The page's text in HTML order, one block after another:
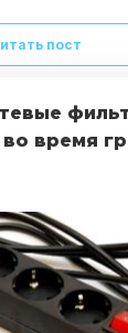
пост
время